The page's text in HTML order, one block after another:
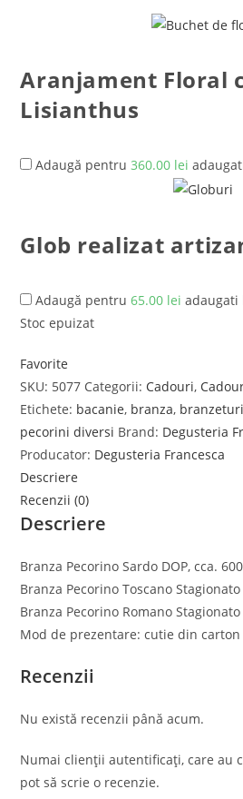
Aranjament Floral
Lisianthus
Adaugă pentru360.00 lei
Glob realizat
Adaugă pentru65.00 lei adaugati
Stoc epuizat
Favorite
SKU: 5077 Categorii: Cadouri,
Etichete: bacanie, branza,
pecorini diversi Brand: Degusteria
Producator: Degusteria Francesca
Descriere
Recenzii (0)
Descriere
Branza Pecorino Sardo DOP, cca.
Branza Pecorino Toscano Stagionato
Branza Pecorino Romano Stagionato
Mod de prezentare: cutie din carton
Recenzii
Nu există recenzii până acum.
Numai clienții autentificați, care au
pot să scrie o recenzie.